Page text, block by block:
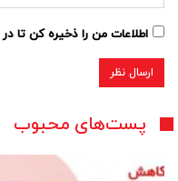
اطلاعات من را ذخیره کن تا
پست‌های محبوب